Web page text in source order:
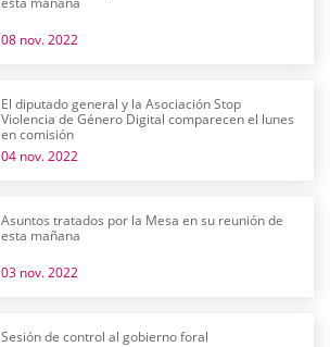
08 nov. 2022
El diputado general y la Asociación Stop
Violencia de Género Digital comparecen el lunes
en comisión
04 nov. 2022
Asuntos tratados por la Mesa en su reunión de
esta mañana
03 nov. 2022
Sesión de control al gobierno foral